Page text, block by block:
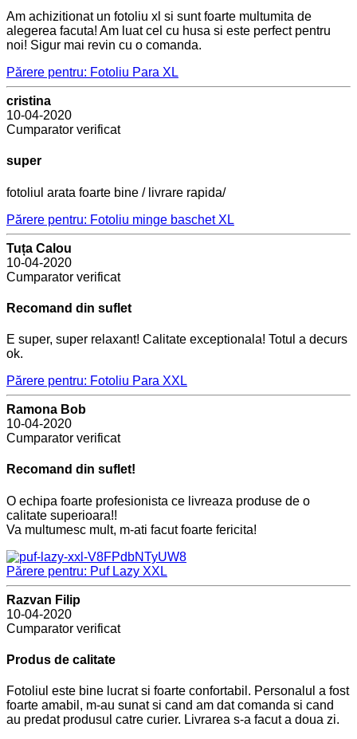
Am achizitionat un fotoliu xl si sunt foarte multumita de
alegerea facuta! Am luat cel cu husa si este perfect pentru
noi! Sigur mai revin cu o comanda.
Părere pentru: Fotoliu Para XL
cristina
10-04-2020
Cumparator verificat
super
fotoliul arata foarte bine / livrare rapida/
Părere pentru: Fotoliu minge baschet XL
Tuța Calou
10-04-2020
Cumparator verificat
Recomand din suflet
E super, super relaxant! Calitate exceptionala! Totul a decurs
ok.
Părere pentru: Fotoliu Para XXL
Ramona Bob
10-04-2020
Cumparator verificat
Recomand din suflet!
O echipa foarte profesionista ce livreaza produse de o
calitate superioara!!
Va multumesc mult, m-ati facut foarte fericita!
Părere pentru: Puf Lazy XXL
Razvan Filip
10-04-2020
Cumparator verificat
Produs de calitate
Fotoliul este bine lucrat si foarte confortabil. Personalul a fost
foarte amabil, m-au sunat si cand am dat comanda si cand
au predat produsul catre curier. Livrarea s-a facut a doua zi.